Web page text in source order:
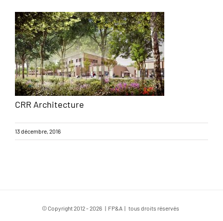
CRR Architecture
13 décembre, 2016
© Copyright 2012 -2026 | FP&A | tous droits réservés